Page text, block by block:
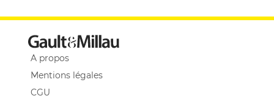
A propos
Mentions légales
CGU